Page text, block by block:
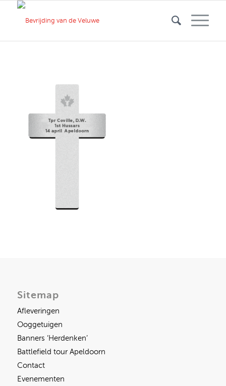
Sitemap
Afleveringen
Ooggetuigen
Banners ‘Herdenken’
Battlefield tour Apeldoorn
Contact
Evenementen